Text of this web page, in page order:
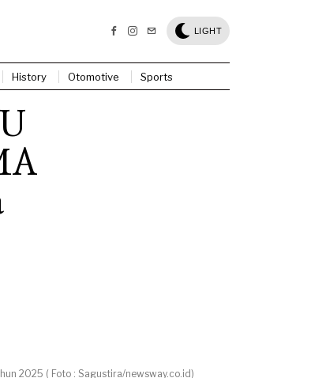
LIGHT
History Otomotive Sports
2025 ( Foto : Sagustira/newsway.co.id)